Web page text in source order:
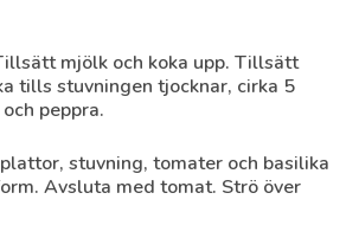
mjölk och koka upp. Tillsätt
tills stuvningen tjocknar, cirka 5
peppra.
stuvning, tomater och basilika
Avsluta med tomat. Strö över